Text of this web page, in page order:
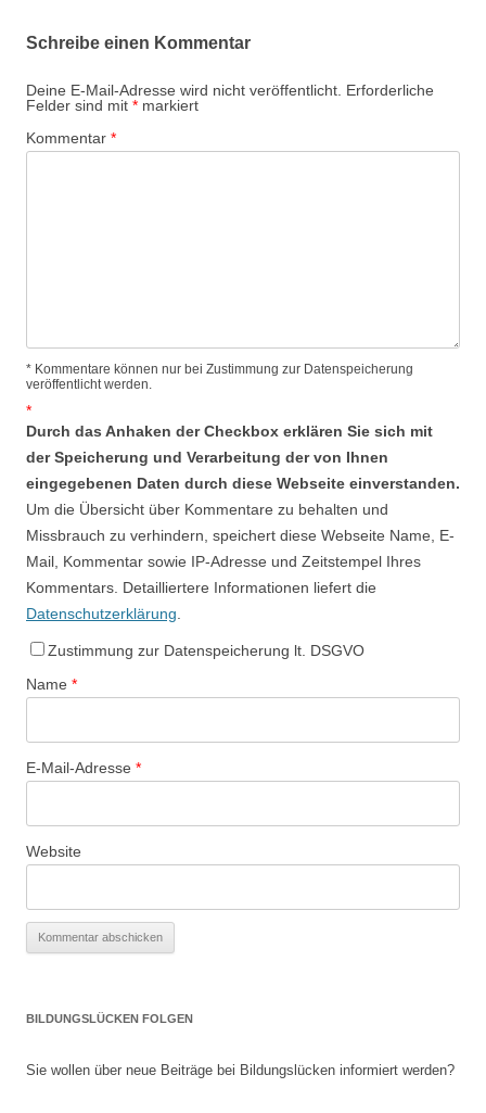
Schreibe einen Kommentar
Deine E-Mail-Adresse wird nicht veröffentlicht. Erforderliche
Felder sind mit * markiert
Kommentar *
* Kommentare können nur bei Zustimmung zur Datenspeicherung
veröffentlicht werden.
*
Durch das Anhaken der Checkbox erklären Sie sich mit
der Speicherung und Verarbeitung der von Ihnen
eingegebenen Daten durch diese Webseite einverstanden.
Um die Übersicht über Kommentare zu behalten und
Missbrauch zu verhindern, speichert diese Webseite Name, E-
Mail, Kommentar sowie IP-Adresse und Zeitstempel Ihres
Kommentars. Detailliertere Informationen liefert die
Datenschutzerklärung
Zustimmung zur Datenspeicherung lt. DSGVO
Name *
E-Mail-Adresse *
Website
BILDUNGSLÜCKEN FOLGEN
Sie wollen über neue Beiträge bei Bildungslücken informiert werden?